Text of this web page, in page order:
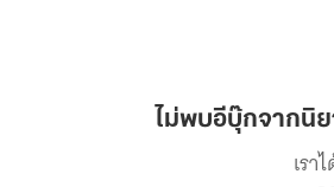
ไม่พบอีบุ๊กจากนิ
เรา